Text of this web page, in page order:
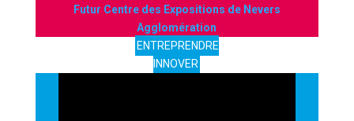
Futur Centre des Expositions de Nevers
Agglomération
ENTREPRENDRE
INNOVER